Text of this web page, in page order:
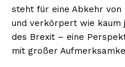
steht für eine Abkehr von
und verkörpert wie kaum
des Brexit – eine
mit großer